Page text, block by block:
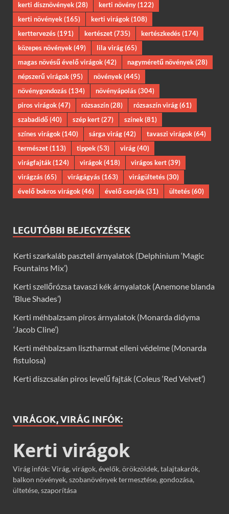
kerti dísznövények(28) kerti növény(122)
kerti növények(165) kerti virágok(108)
kerttervezés(191) kertészet(735) kertészkedés(174)
közepes növények(49) lila virág(65)
magas növésű évelő virágok(42) nagyméretű növények(28)
népszerű virágok(95) növények(445)
növénygondozás(134) növényápolás(304)
piros virágok(47) rózsaszín(28) rózsaszín virág(61)
szabadidő(40) szép kert(27) színek(81)
színes virágok(140) sárga virág(42) tavaszi virágok(64)
természet(113) tippek(53) virág(40)
virágfajták(124) virágok(418) virágos kert(39)
virágzás(65) virágágyás(163) virágültetés(30)
évelő bokros virágok(46) évelő cserjék(31) ültetés(60)
LEGUTÓBBI BEJEGYZÉSEK
Kerti szarkaláb pasztell árnyalatok (Delphinium ‘Magic
Fountains Mix’)
Kerti szellőrózsa tavaszi kék árnyalatok (Anemone blanda
‘Blue Shades’)
Kerti méhbalzsam piros árnyalatok (Monarda didyma
‘Jacob Cline’)
Kerti méhbalzsam lisztharmat elleni védelme (Monarda
fistulosa)
Kerti díszcsalán piros levelű fajták (Coleus ‘Red Velvet’)
VIRÁGOK, VIRÁG INFÓK:
Kerti virágok
Virág infók: Virág, virágok, évelők, örökzöldek, talajtakarók,
balkon növények, szobanövények termesztése, gondozása,
ültetése, szaporítása